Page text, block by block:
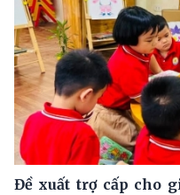
Đề xuất trợ cấp cho